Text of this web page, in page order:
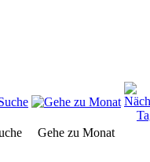
Gehe zu Monat